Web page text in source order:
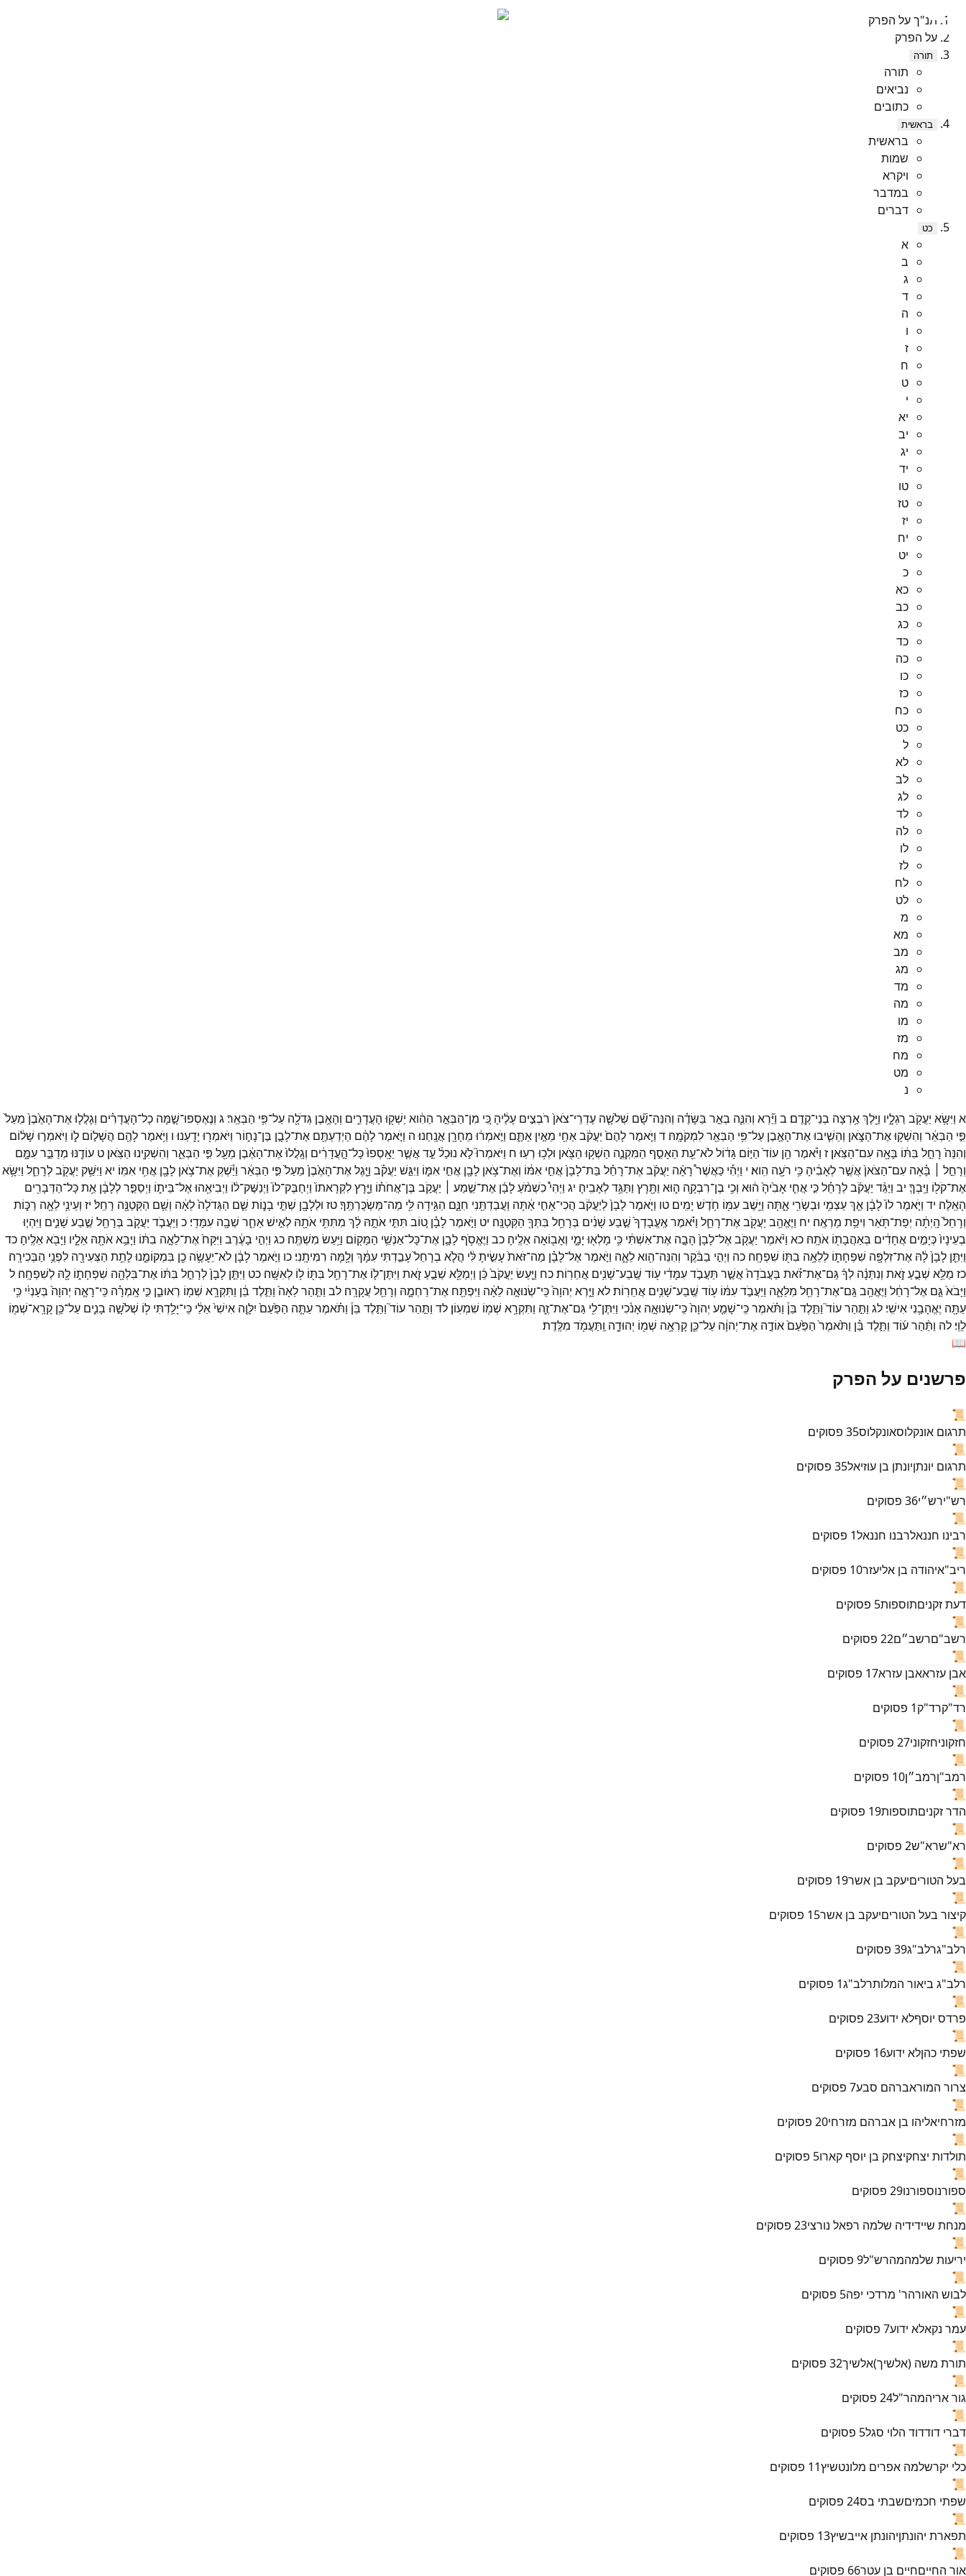
תנ"ך על הפרק
על הפרק
תורה
תורה
נביאים
כתובים
בראשית
בראשית
שמות
ויקרא
במדבר
דברים
כט
א
ב
ג
ד
ה
ו
ז
ח
ט
י
יא
יב
יג
יד
טו
טז
יז
יח
יט
כ
כא
כב
כג
כד
כה
כו
כז
כח
כט
ל
לא
לב
לג
לד
לה
לו
לז
לח
לט
מ
מא
מב
מג
מד
מה
מו
מז
מח
מט
נ
א וַיִּשָּׂ֥א יַעֲקֹ֖ב רַגְלָ֑יו וַיֵּ֖לֶךְאַ֥רְצָה בְנֵי־קֶֽדֶם׃ ב וַיַּ֞רְא וְהִנֵּ֧ה בְאֵ֣ר בַּשָּׂדֶ֗ה וְהִנֵּה־שָׁ֞ם שְׁלֹשָׁ֤ה עֶדְרֵי־צֹאן֙ רֹבְצִ֣ים עָלֶ֔יהָ כִּ֚י מִן־הַבְּאֵ֣ר הַהִ֔וא יַשְׁק֖וּ הָעֲדָרִ֑ים וְהָאֶ֥בֶן גְּדֹלָ֖ה עַל־פִּ֥י הַבְּאֵֽר׃ג וְנֶאֶסְפוּ־שָׁ֣מָּה כָל־הָעֲדָרִ֗ים וְגָלֲל֤וּאֶת־הָאֶ֙בֶן֙ מֵעַל֙
פִּ֣י הַבְּאֵ֔ר וְהִשְׁק֖וּאֶת־הַצֹּ֑אן וְהֵשִׁ֧יבוּאֶת־הָאֶ֛בֶן עַל־פִּ֥י הַבְּאֵ֖רלִמְקֹמָֽהּ׃ ד וַיֹּ֤אמֶרלָהֶם֙ יַעֲקֹ֔באַחַ֖י מֵאַ֣יִן אַתֶּ֑ם וַיֹּ֣אמְר֔וּ מֵחָרָ֖ן אֲנָֽחְנוּ׃ ה וַיֹּ֣אמֶרלָהֶ֔ם הַיְדַעְתֶּ֖ם אֶת־לָבָ֣ן בֶּן־נָח֑וֹר וַיֹּאמְר֖וּ יָדָֽעְנוּ׃ ו וַיֹּ֥אמֶרלָהֶ֖ם הֲשָׁל֣וֹם ל֑וֹ וַיֹּאמְר֣וּ שָׁל֔וֹם
וְהִנֵּה֙ רָחֵ֣ל בִּתּ֔וֹ בָּאָ֖ה עִם־הַצֹּֽאן׃ ז וַיֹּ֗אמֶר הֵ֥ן עוֹד֙ הַיּ֣וֹם גָּד֔וֹללֹא־עֵ֖ת הֵאָסֵ֣ף הַמִּקְנֶ֑ה הַשְׁק֥וּ הַצֹּ֖אן וּלְכ֥וּ רְעֽוּ׃ ח וַיֹּאמְרוּ֮לֹ֣א נוּכַל֒עַ֣דאֲשֶׁ֤ר יֵאָֽסְפוּ֙כָּל־הָ֣עֲדָרִ֔ים וְגָֽלֲלוּ֙אֶת־הָאֶ֔בֶן מֵעַ֖ל פִּ֣י הַבְּאֵ֑ר וְהִשְׁקִ֖ינוּ הַצֹּֽאן׃ ט עוֹדֶ֖נּוּ מְדַבֵּ֣רעִמָּ֑ם
וְרָחֵ֣ל ׀
בָּ֗אָה עִם־הַצֹּאן֙אֲשֶׁ֣רלְאָבִ֔יהָ כִּ֥י רֹעָ֖ה הִֽוא׃ י וַיְהִ֡י כַּאֲשֶׁר֩ רָאָ֨ה יַעֲקֹ֜באֶת־רָחֵ֗ל בַּת־לָבָן֙אֲחִ֣י אִמּ֔וֹ וְאֶת־צֹ֥אן לָבָ֖ן אֲחִ֣י אִמּ֑וֹ וַיִּגַּ֣שׁ יַעֲקֹ֗ב וַיָּ֤גֶלאֶת־הָאֶ֙בֶן֙ מֵעַל֙ פִּ֣י הַבְּאֵ֔ר וַיַּ֕שְׁקְ אֶת־צֹ֥אן לָבָ֖ן אֲחִ֥י אִמּֽוֹ׃ יא וַיִּשַּׁ֥ק יַעֲקֹ֖בלְרָחֵ֑ל וַיִּשָּׂ֥א
אֶת־קֹל֖וֹ וַיֵּֽבְךְּ׃ יב וַיַּגֵּ֨ד יַעֲקֹ֜בלְרָחֵ֗לכִּ֣י אֲחִ֤י אָבִ֙יהָ֙ ה֔וּא וְכִ֥י בֶן־רִבְקָ֖ה ה֑וּא וַתָּ֖רָץ וַתַּגֵּ֥דלְאָבִֽיהָ׃ יג וַיְהִי֩כִשְׁמֹ֨עַלָבָ֜ן אֶת־שֵׁ֣מַע ׀ יַעֲקֹ֣ב בֶּן־אֲחֹת֗וֹ וַיָּ֤רָץלִקְרָאתוֹ֙ וַיְחַבֶּק־לוֹ֙ וַיְנַשֶּׁק־ל֔וֹ וַיְבִיאֵ֖הוּאֶל־בֵּית֑וֹ וַיְסַפֵּ֣רלְלָבָ֔ן אֵ֥תכָּל־הַדְּבָרִ֖ים
הָאֵֽלֶּה׃ יד וַיֹּ֤אמֶרלוֹ֙לָבָ֔ן אַ֛ךְעַצְמִ֥י וּבְשָׂרִ֖י אָ֑תָּה וַיֵּ֥שֶׁבעִמּ֖וֹ חֹ֥דֶשׁ יָמִֽים׃ טו וַיֹּ֤אמֶרלָבָן֙לְיַעֲקֹ֔ב הֲכִי־אָחִ֣י אַ֔תָּה וַעֲבַדְתַּ֖נִי חִנָּ֑ם הַגִּ֥ידָה לִּ֖י מַה־מַּשְׂכֻּרְתֶּֽךָ׃טז וּלְלָבָ֖ן שְׁתֵּ֣י בָנ֑וֹת שֵׁ֤ם הַגְּדֹלָה֙לֵאָ֔ה וְשֵׁ֥ם הַקְּטַנָּ֖ה רָחֵֽל׃ יז וְעֵינֵ֥י לֵאָ֖ה רַכּ֑וֹת
וְרָחֵל֙ הָֽיְתָ֔ה יְפַת־תֹּ֖אַר וִיפַ֥ת מַרְאֶֽה׃ יח וַיֶּאֱהַ֥ב יַעֲקֹ֖באֶת־רָחֵ֑ל וַיֹּ֗אמֶראֶֽעֱבָדְךָ֙ שֶׁ֣בַע שָׁנִ֔ים בְּרָחֵ֥ל בִּתְּךָ֖ הַקְּטַנָּֽה׃ יט וַיֹּ֣אמֶרלָבָ֗ן ט֚וֹב תִּתִּ֣י אֹתָ֣הּ לָ֔ךְ מִתִּתִּ֥י אֹתָ֖הּ לְאִ֣ישׁאַחֵ֑ר שְׁבָ֖ה עִמָּדִֽי׃ כ וַיַּעֲבֹ֧ד יַעֲקֹ֛ב בְּרָחֵ֖ל שֶׁ֣בַע שָׁנִ֑ים וַיִּהְי֤וּ
בְעֵינָיו֙כְּיָמִ֣ים אֲחָדִ֔ים בְּאַהֲבָת֖וֹ אֹתָֽהּ׃ כא וַיֹּ֨אמֶר יַעֲקֹ֤באֶל־לָבָן֙ הָבָ֣ה אֶת־אִשְׁתִּ֔י כִּ֥י מָלְא֖וּ יָמָ֑י וְאָב֖וֹאָה אֵלֶֽיהָ׃ כב וַיֶּאֱסֹ֥ף לָבָ֛ן אֶת־כָּל־אַנְשֵׁ֥י הַמָּק֖וֹם וַיַּ֥עַשׂ מִשְׁתֶּֽה׃ כג וַיְהִ֣י בָעֶ֔רֶב וַיִּקַּח֙אֶת־לֵאָ֣ה בִתּ֔וֹ וַיָּבֵ֥אאֹתָ֖הּ אֵלָ֑יו וַיָּבֹ֖אאֵלֶֽיהָ׃ כד
וַיִּתֵּ֤ן לָבָן֙לָ֔הּ אֶת־זִלְפָּ֖ה שִׁפְחָת֑וֹ לְלֵאָ֥ה בִתּ֖וֹ שִׁפְחָֽה׃ כה וַיְהִ֣י בַבֹּ֔קֶר וְהִנֵּה־הִ֖ואלֵאָ֑ה וַיֹּ֣אמֶראֶל־לָבָ֗ן מַה־זֹּאת֙עָשִׂ֣יתָלִּ֔י הֲלֹ֤א בְרָחֵל֙עָבַ֣דְתִּי עִמָּ֔ךְ וְלָ֖מָּה רִמִּיתָֽנִי׃ כו וַיֹּ֣אמֶרלָבָ֔ן לֹא־יֵעָשֶׂ֥ה כֵ֖ן בִּמְקוֹמֵ֑נוּלָתֵ֥ת הַצְּעִירָ֖ה לִפְנֵ֥י הַבְּכִירָֽה׃
כז מַלֵּ֖א שְׁבֻ֣עַזֹ֑את וְנִתְּנָ֨ה לְךָ֜גַּם־אֶת־זֹ֗את בַּעֲבֹדָה֙אֲשֶׁ֣ר תַּעֲבֹ֣דעִמָּדִ֔י ע֖וֹד שֶֽׁבַע־שָׁנִ֥ים אֲחֵרֽוֹת׃כח וַיַּ֤עַשׂ יַעֲקֹב֙כֵּ֔ן וַיְמַלֵּ֖א שְׁבֻ֣עַזֹ֑את וַיִּתֶּן־ל֛וֹ אֶת־רָחֵ֥ל בִּתּ֖וֹ ל֥וֹ לְאִשָּֽׁה׃ כט וַיִּתֵּ֤ן לָבָן֙לְרָחֵ֣ל בִּתּ֔וֹ אֶת־בִּלְהָ֖ה שִׁפְחָת֑וֹ לָ֖הּ לְשִׁפְחָֽה׃ ל
וַיָּבֹא֙גַּ֣ם אֶל־רָחֵ֔ל וַיֶּאֱהַ֥בגַּֽם־אֶת־רָחֵ֖ל מִלֵּאָ֑ה וַיַּעֲבֹ֣דעִמּ֔וֹ ע֖וֹד שֶֽׁבַע־שָׁנִ֥ים אֲחֵרֽוֹת׃לא וַיַּ֤רְא יְהוָה֙כִּֽי־שְׂנוּאָ֣ה לֵאָ֔ה וַיִּפְתַּ֖ח אֶת־רַחְמָ֑הּ וְרָחֵ֖לעֲקָרָֽה׃ לב וַתַּ֤הַרלֵאָה֙ וַתֵּ֣לֶד בֵּ֔ן וַתִּקְרָ֥א שְׁמ֖וֹ רְאוּבֵ֑ן כִּ֣י אָֽמְרָ֗ה כִּֽי־רָאָ֤ה יְהוָה֙ בְּעָנְיִ֔י כִּ֥י
עַתָּ֖ה יֶאֱהָבַ֥נִי אִישִֽׁי׃ לג וַתַּ֣הַרעוֹד֮ וַתֵּ֣לֶד בֵּן֒ וַתֹּ֗אמֶרכִּֽי־שָׁמַ֤ע יְהוָה֙כִּֽי־שְׂנוּאָ֣ה אָנֹ֔כִי וַיִּתֶּן־לִ֖י גַּם־אֶת־זֶ֑ה וַתִּקְרָ֥א שְׁמ֖וֹ שִׁמְעֽוֹן׃ לד וַתַּ֣הַרעוֹד֮ וַתֵּ֣לֶד בֵּן֒ וַתֹּ֗אמֶרעַתָּ֤ה הַפַּ֙עַם֙ יִלָּוֶ֤ה אִישִׁי֙אֵלַ֔י כִּֽי־יָלַ֥דְתִּי ל֖וֹ שְׁלֹשָׁ֣ה בָנִ֑ים עַל־כֵּ֥ן קָרָֽא־שְׁמ֖וֹ
לֵוִֽי׃ לה וַתַּ֨הַרע֜וֹד וַתֵּ֣לֶד בֵּ֗ן וַתֹּ֙אמֶר֙ הַפַּ֙עַם֙אוֹדֶ֣ה אֶת־יְהוָ֔ה עַל־כֵּ֛ן קָרְאָ֥ה שְׁמ֖וֹ יְהוּדָ֑ה וַֽתַּעֲמֹ֖ד מִלֶּֽדֶת׃
📖
פרשנים על הפרק
📜
תרגום אונקלוסאונקלוס35 פסוקים
📜
תרגום יונתןיונתן בן עוזיאל35 פסוקים
📜
רש"ירש״י36 פסוקים
📜
רבינו חננאלרבנו חננאל1 פסוקים
📜
ריב"איהודה בן אליעזר10 פסוקים
📜
דעת זקניםתוספות5 פסוקים
📜
רשב"םרשב״ם22 פסוקים
📜
אבן עזראאבן עזרא17 פסוקים
📜
רד"קרד"ק1 פסוקים
📜
חזקוניחזקוני27 פסוקים
📜
רמב"ןרמב״ן10 פסוקים
📜
הדר זקניםתוספות19 פסוקים
📜
רא"שרא"ש2 פסוקים
📜
בעל הטוריםיעקב בן אשר19 פסוקים
📜
קיצור בעל הטוריםיעקב בן אשר15 פסוקים
📜
רלב"גרלב"ג39 פסוקים
📜
רלב"ג ביאור המלותרלב"ג1 פסוקים
📜
פרדס יוסףלא ידוע23 פסוקים
📜
שפתי כהןלא ידוע16 פסוקים
📜
צרור המוראברהם סבע7 פסוקים
📜
מזרחיאליהו בן אברהם מזרחי20 פסוקים
📜
תולדות יצחקיצחק בן יוסף קארו5 פסוקים
📜
ספורנוספורנו29 פסוקים
📜
מנחת שיידידיה שלמה רפאל נורצי23 פסוקים
📜
יריעות שלמהמהרש"ל9 פסוקים
📜
לבוש האורהר' מרדכי יפה5 פסוקים
📜
עמר נקאלא ידוע7 פסוקים
📜
תורת משה (אלשיך)אלשיך32 פסוקים
📜
גור אריהמהר"ל24 פסוקים
📜
דברי דודדוד הלוי סגל5 פסוקים
📜
כלי יקרשלמה אפרים מלונטשיץ11 פסוקים
📜
שפתי חכמיםשבתי בס24 פסוקים
📜
תפארת יהונתןיהונתן אייבשיץ13 פסוקים
📜
אור החייםחיים בן עטר66 פסוקים